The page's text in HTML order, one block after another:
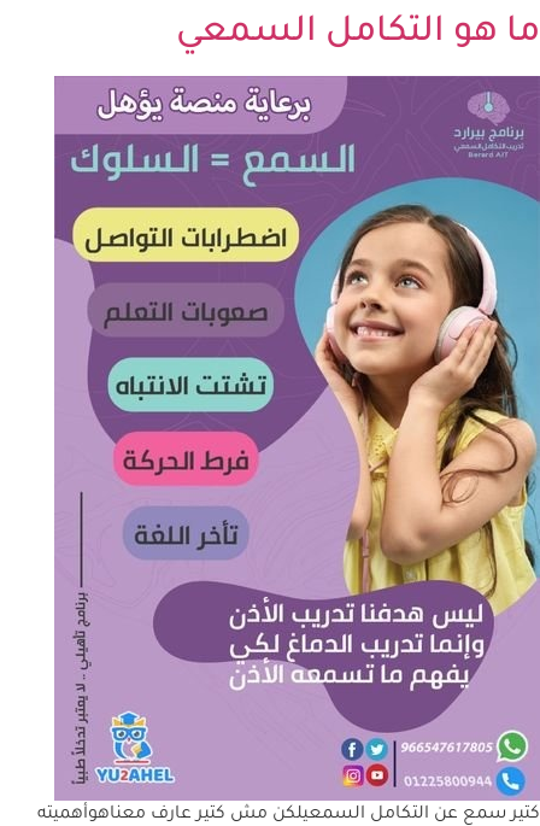
ما هو التكامل السمعي
كتير سمع عن التكامل السمعيلكن مش كتير عارف معناهوأهميته